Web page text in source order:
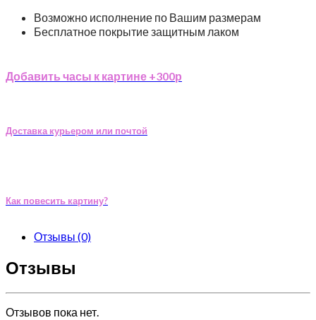
Возможно исполнение по Вашим размерам
Бесплатное покрытие защитным лаком
Добавить часы к картине +300р
Доставка курьером или почтой
Как повесить картину?
Отзывы (0)
Отзывы
Отзывов пока нет.